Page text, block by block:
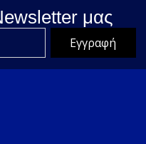
μας